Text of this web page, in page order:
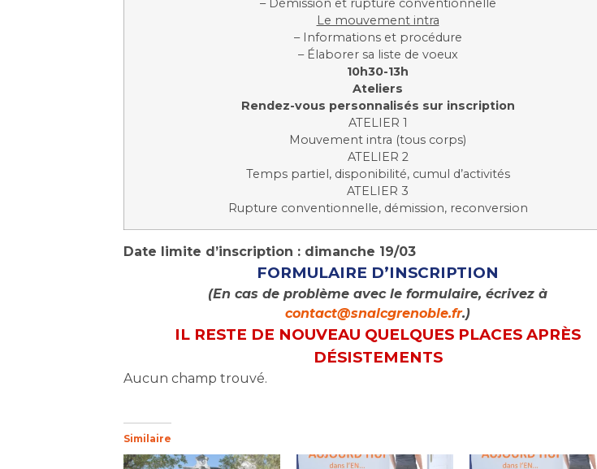
– Démission et rupture conventionnelle
Le mouvement intra
– Informations et procédure
– Élaborer sa liste de voeux
10h30-13h
Ateliers
Rendez-vous personnalisés sur inscription
ATELIER 1
Mouvement intra (tous corps)
ATELIER 2
Temps partiel, disponibilité, cumul d’activités
ATELIER 3
Rupture conventionnelle, démission, reconversion
Date limite d’inscription : dimanche 19/03
FORMULAIRE D’INSCRIPTION
(En cas de problème avec le formulaire, écrivez à
contact@snalcgrenoble.fr.)
IL RESTE DE NOUVEAU QUELQUES PLACES APRÈS
DÉSISTEMENTS
Aucun champ trouvé.
Similaire